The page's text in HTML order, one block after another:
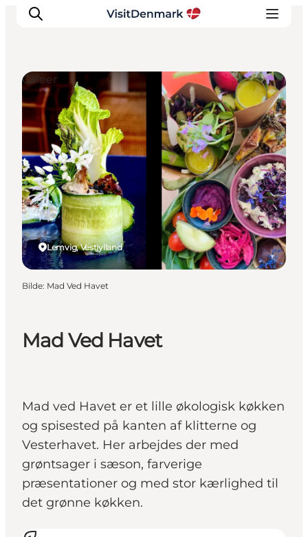
Inspirasjon
Reisemål
Aktiviteter
Overnatting
Planlegg reisen
Mad Ved Havet
Mad ved Havet er et lille økologisk køkken
og spisested på kanten af klitterne og
Vesterhavet. Her arbejdes der med
grøntsager i sæson, farverige
præsentationer og med stor kærlighed til
det grønne køkken.
Lemvig, Vestjylland
Cafeer
Bilde: Mad Ved Havet